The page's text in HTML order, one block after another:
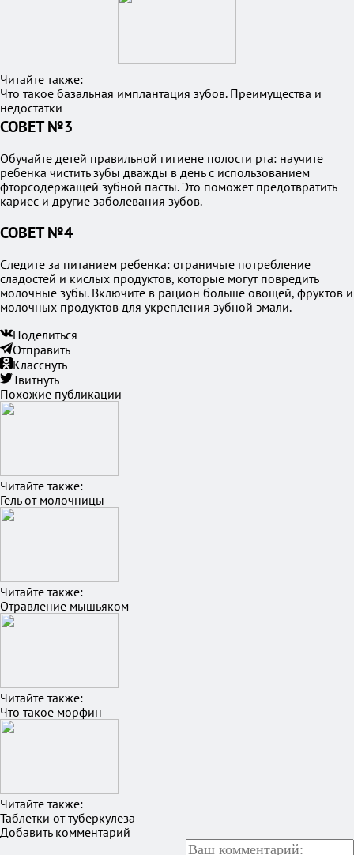
Читайте также:
Что такое базальная имплантация зубов. Преимущества и
недостатки
СОВЕТ №3
Обучайте детей правильной гигиене полости рта: научите
ребенка чистить зубы дважды в день с использованием
фторсодержащей зубной пасты. Это поможет предотвратить
кариес и другие заболевания зубов.
СОВЕТ №4
Следите за питанием ребенка: ограничьте потребление
сладостей и кислых продуктов, которые могут повредить
молочные зубы. Включите в рацион больше овощей, фруктов и
молочных продуктов для укрепления зубной эмали.
Поделиться
Отправить
Класснуть
Твитнуть
Похожие публикации
Читайте также:
Гель от молочницы
Читайте также:
Отравление мышьяком
Читайте также:
Что такое морфин
Читайте также:
Таблетки от туберкулеза
Добавить комментарий